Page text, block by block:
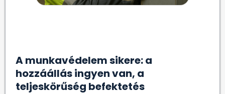
A munkavédelem sikere: a
hozzáállás ingyen van, a
teljeskörűség befektetés